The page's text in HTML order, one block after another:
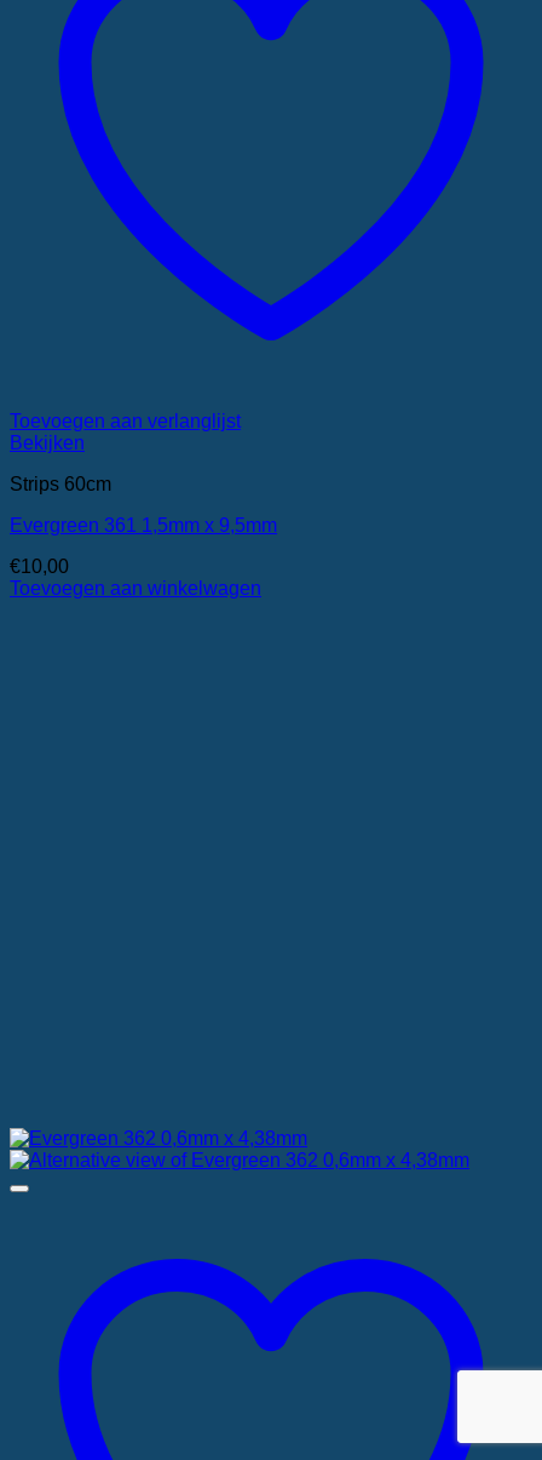
Toevoegen aan verlanglijst
Bekijken
Strips 60cm
Evergreen 361 1,5mm x 9,5mm
€10,00
Toevoegen aan winkelwagen